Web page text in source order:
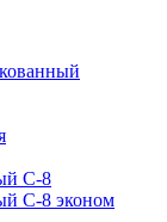
С-8
С-8 эконом